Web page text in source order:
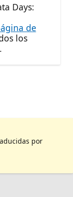
Days:
de
los
por